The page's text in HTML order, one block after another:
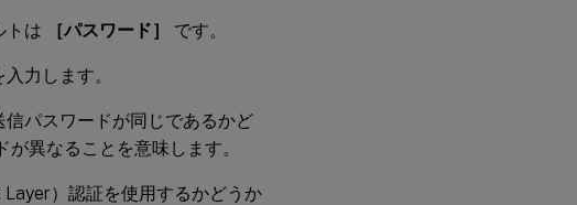
トは ［パスワード］ です。
力します。
信パスワードが同じであるかど
が異なることを意味します。
）認証を使用するかどうか